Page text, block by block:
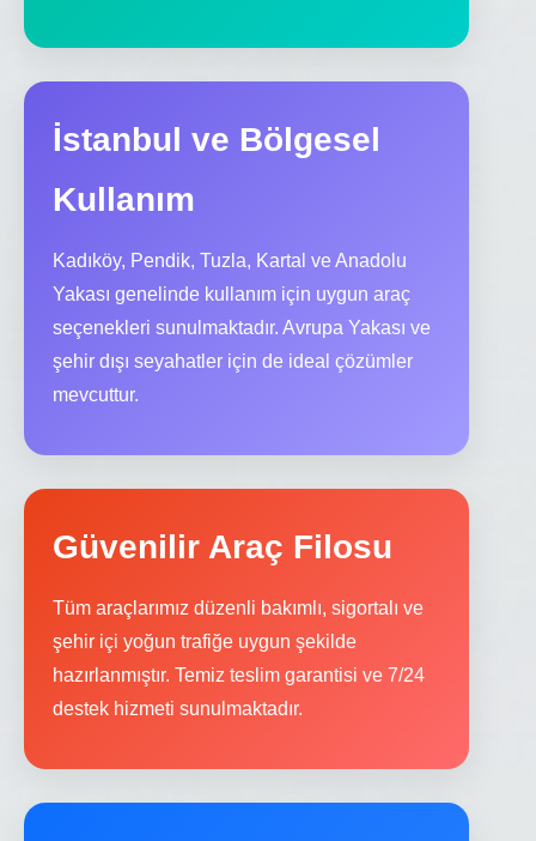
İstanbul ve Bölgesel
Kullanım
Kadıköy, Pendik, Tuzla, Kartal ve Anadolu
Yakası genelinde kullanım için uygun araç
seçenekleri sunulmaktadır. Avrupa Yakası ve
şehir dışı seyahatler için de ideal çözümler
mevcuttur.
Güvenilir Araç Filosu
Tüm araçlarımız düzenli bakımlı, sigortalı ve
şehir içi yoğun trafiğe uygun şekilde
hazırlanmıştır. Temiz teslim garantisi ve 7/24
destek hizmeti sunulmaktadır.